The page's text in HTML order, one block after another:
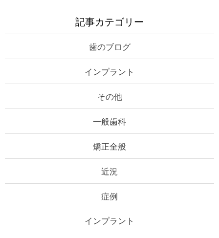
記事カテゴリー
歯のブログ
インプラント
その他
一般歯科
矯正全般
近況
症例
インプラント